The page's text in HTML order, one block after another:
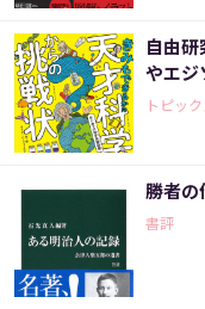
自由
やエジ
トピック
勝者の
書評